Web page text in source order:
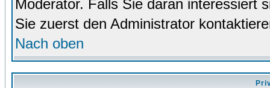
Moderator. Falls Sie daran interessiert
Sie zuerst den Administrator
Nach oben